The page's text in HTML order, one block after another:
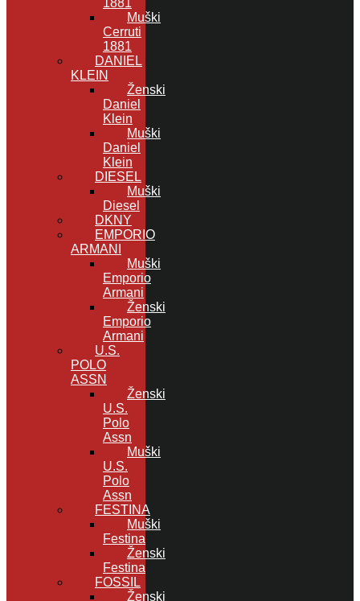
Muški
Cerruti
1881
DANIEL
KLEIN
Ženski
Daniel
Klein
Muški
Daniel
Klein
DIESEL
Muški
Diesel
DKNY
EMPORIO
ARMANI
Muški
Emporio
Armani
Ženski
Emporio
Armani
U.S.
POLO
ASSN
Ženski
U.S.
Polo
Assn
Muški
U.S.
Polo
Assn
FESTINA
Muški
Festina
Ženski
Festina
FOSSIL
Ženski